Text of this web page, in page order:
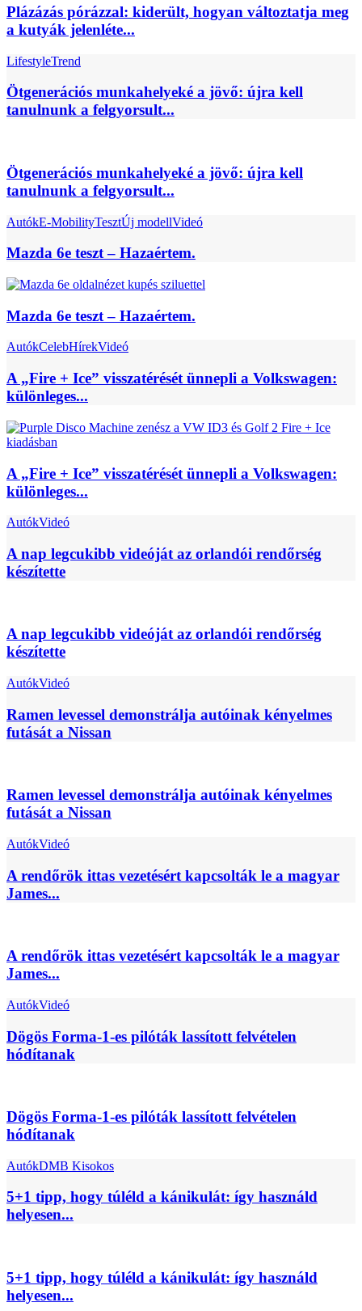
Plázázás pórázzal: kiderült, hogyan változtatja meg
a kutyák jelenléte...
LifestyleTrend
Ötgenerációs munkahelyeké a jövő: újra kell
tanulnunk a felgyorsult...
Ötgenerációs munkahelyeké a jövő: újra kell
tanulnunk a felgyorsult...
AutókE-MobilityTesztÚj modellVideó
Mazda 6e teszt – Hazaértem.
Mazda 6e teszt – Hazaértem.
AutókCelebHírekVideó
A „Fire + Ice” visszatérését ünnepli a Volkswagen:
különleges...
A „Fire + Ice” visszatérését ünnepli a Volkswagen:
különleges...
AutókVideó
A nap legcukibb videóját az orlandói rendőrség
készítette
A nap legcukibb videóját az orlandói rendőrség
készítette
AutókVideó
Ramen levessel demonstrálja autóinak kényelmes
futását a Nissan
Ramen levessel demonstrálja autóinak kényelmes
futását a Nissan
AutókVideó
A rendőrök ittas vezetésért kapcsolták le a magyar
James...
A rendőrök ittas vezetésért kapcsolták le a magyar
James...
AutókVideó
Dögös Forma-1-es pilóták lassított felvételen
hódítanak
Dögös Forma-1-es pilóták lassított felvételen
hódítanak
AutókDMB Kisokos
5+1 tipp, hogy túléld a kánikulát: így használd
helyesen...
5+1 tipp, hogy túléld a kánikulát: így használd
helyesen...